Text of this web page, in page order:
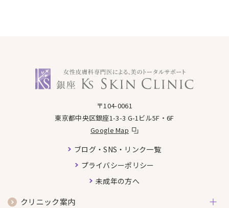
銀座ケイスキンクリニック
〒104-0061
東京都中央区銀座1-3-3 G-1ビル5F・6F
Google Map
ブログ・SNS・リンク一覧
プライバシーポリシー
未成年の方へ
クリニック案内